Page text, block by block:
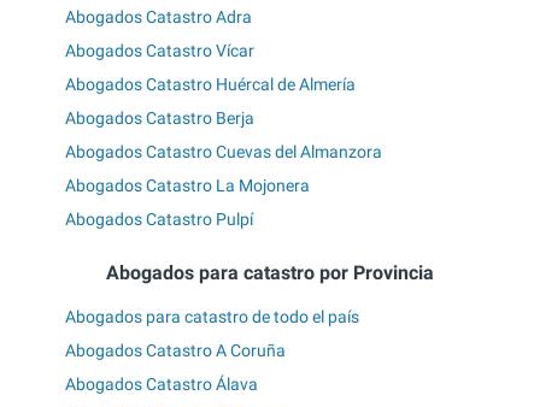
Abogados Catastro Adra
Abogados Catastro Vícar
Abogados Catastro Huércal de Almería
Abogados Catastro Berja
Abogados Catastro Cuevas del Almanzora
Abogados Catastro La Mojonera
Abogados Catastro Pulpí
Abogados para catastro por Provincia
Abogados para catastro de todo el país
Abogados Catastro A Coruña
Abogados Catastro Álava